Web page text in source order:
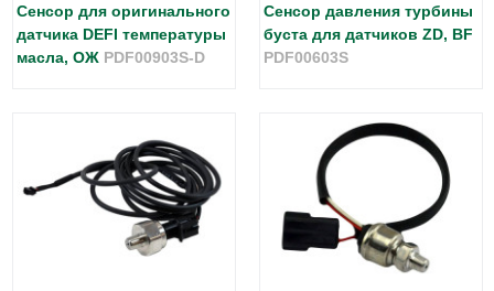
Сенсор для оригинального
датчика DEFI температуры
масла, ОЖ PDF00903S-D
Сенсор давления турбины
буста для датчиков ZD, BF
PDF00603S